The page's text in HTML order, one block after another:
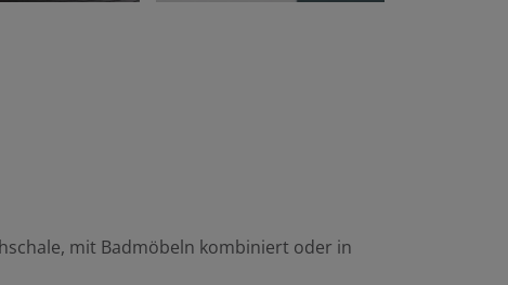
mit Badmöbeln kombiniert oder in